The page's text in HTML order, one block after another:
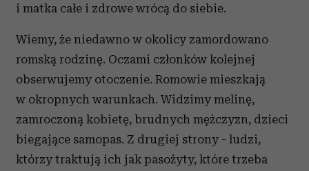
i matka całe i zdrowe wrócą do siebie.
Wiemy, że niedawno w okolicy zamordowano
romską rodzinę. Oczami członków kolejnej
obserwujemy otoczenie. Romowie mieszkają
w okropnych warunkach. Widzimy melinę,
zamroczoną kobietę, brudnych mężczyzn, dzieci
biegające samopas. Z drugiej strony - ludzi,
którzy traktują ich jak pasożyty, które trzeba